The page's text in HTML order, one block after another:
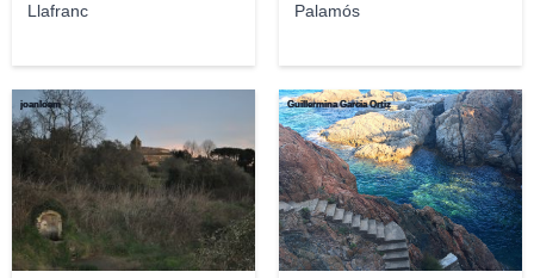
Llafranc Palamós
joanloam Guillermina Garcia Ortiz